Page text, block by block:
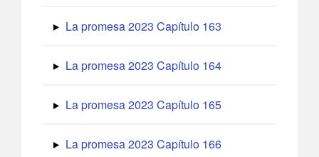
La promesa 2023 Capítulo 163
La promesa 2023 Capítulo 164
La promesa 2023 Capítulo 165
La promesa 2023 Capítulo 166